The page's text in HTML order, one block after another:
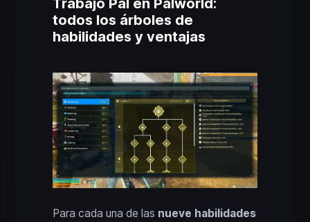
Trabajo Pal en Palworld:
todos los árboles de
habilidades y ventajas
Para cada una de las nueve habilidades